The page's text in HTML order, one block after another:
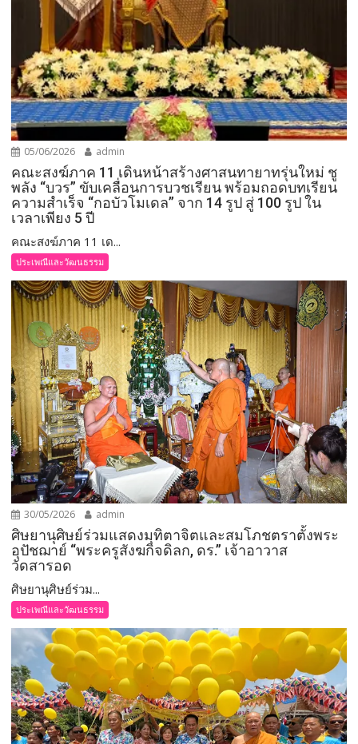
05/06/2026 admin
คณะสงฆ์ภาค 11 เดินหน้าสร้างศาสนทายาทรุ่นใหม่ ชู
พลัง “บวร” ขับเคลื่อนการบวชเรียน พร้อมถอดบทเรียน
ความสำเร็จ “กอบัวโมเดล” จาก 14 รูป สู่ 100 รูป ใน
เวลาเพียง 5 ปี
คณะสงฆ์ภาค 11 เด...
ประเพณีและวัฒนธรรม
30/05/2026 admin
ศิษยานุศิษย์ร่วมแสดงมุทิตาจิตและสมโภชตราตั้งพระ
อุปัชฌาย์ “พระครูสังฆกิจดิลก, ดร.” เจ้าอาวาส
วัดสารอด
ศิษยานุศิษย์ร่วม...
ประเพณีและวัฒนธรรม